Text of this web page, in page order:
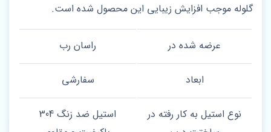
گلوله موجب افزایش زیبایی این محصول شده است.
عرضه شده در راسان رب
ابعاد سفارشی
نوع استیل به کار رفته در
استیل ضد زنگ 304